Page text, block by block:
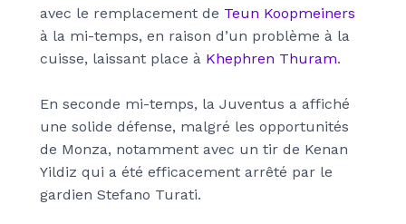
avec le remplacement de Teun Koopmeiners
à la mi-temps, en raison d’un problème à la
cuisse, laissant place à Khephren Thuram.
En seconde mi-temps, la Juventus a affiché
une solide défense, malgré les opportunités
de Monza, notamment avec un tir de Kenan
Yildiz qui a été efficacement arrêté par le
gardien Stefano Turati.